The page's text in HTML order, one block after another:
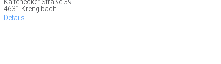
Kaltenecker Straße 39
4631 Krenglbach
Details